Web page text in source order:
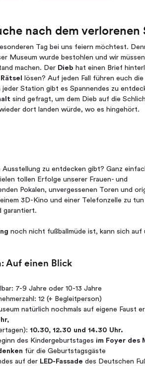
nach dem verlorenen
Tag bei uns feiern möchtest.
Museum wurde bestohlen und wir
machen. Der Dieb hat einen Brief
Rätsel lösen? Auf jeden Fall führen euch
Station gibt es Spannendes zu
sind gefragt, um dem Dieb auf die
dort landen würde, wo es hingehört.
zu entdecken gibt? Ganz
tollen Erfolge unserer Frauen- und
Pokalen, unvergessenen Toren und
3D-Kino und einer Telefonzelle zu
garantiert.
noch nicht fußballmüde ist, kann sich
Auf einen Blick
7-9 Jahre oder 10-13 Jahre
12 (+ Begleitperson)
natürlich nochmals auf eigene Faust
10.30, 12.30 und 14.30 Uhr.
des Kindergeburtstages im Foyer des
für die Geburtstagsgäste
auf der LED-Fassade des Deutschen